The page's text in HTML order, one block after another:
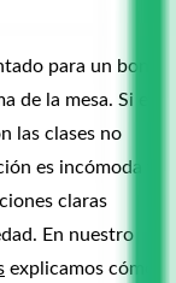
para un bono
de la mesa. Si el
las clases no
es incómoda y
claras
En nuestro
explicamos cómo